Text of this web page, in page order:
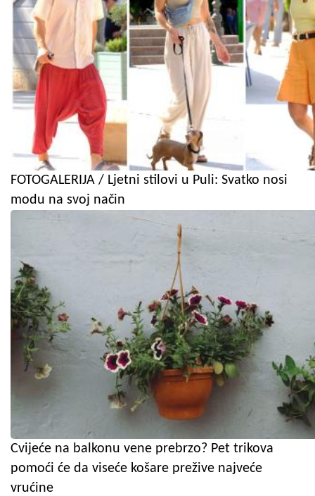
FOTOGALERIJA / Ljetni stilovi u Puli: Svatko nosi
modu na svoj način
Cvijeće na balkonu vene prebrzo? Pet trikova
pomoći će da viseće košare prežive najveće
vrućine